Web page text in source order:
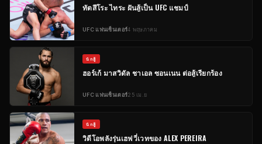
ทัตสึโระ ไทระ ฝันสู้เป็น UFC แชมป์
UFCแฟนเซ็นเตอร์4 พฤษภาคม
นักสู้
ฮอร์เก้ มาสวิดัล ชาเอล ซอนเนน ต่อสู้เรียกร้อง
UFCแฟนเซ็นเตอร์25 เม.ย
นักสู้
วิดีโอพลังรุ่นเฮฟวี่เวทของ ALEX PEREIRA